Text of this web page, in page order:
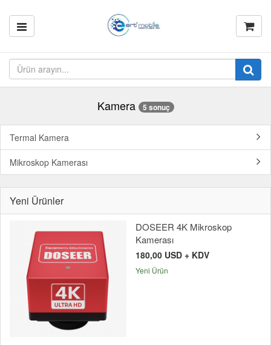
Kamera 5 sonuç
Termal Kamera
Mikroskop Kamerası
Yeni Ürünler
DOSEER 4K Mikroskop
Kamerası
180,00 USD + KDV
Yeni Ürün